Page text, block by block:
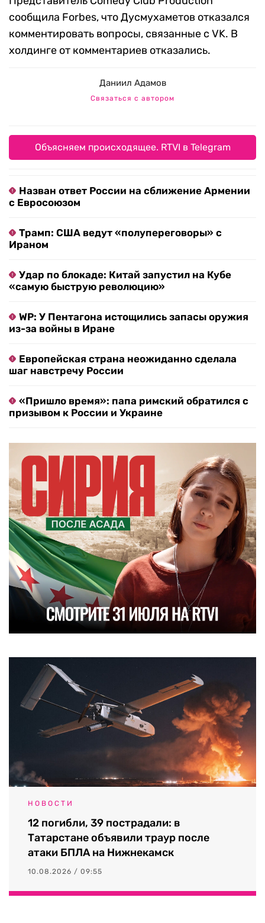
сообщила Forbes, что Дусмухаметов отказался
комментировать вопросы, связанные с VK. В
холдинге от комментариев отказались.
Даниил Адамов
Связаться с автором
Объясняем происходящее. RTVI в Telegram
Назван ответ России на сближение Армении
с Евросоюзом
Трамп: США ведут «полупереговоры» с
Ираном
Удар по блокаде: Китай запустил на Кубе
«самую быструю революцию»
WP: У Пентагона истощились запасы оружия
из-за войны в Иране
Европейская страна неожиданно сделала
шаг навстречу России
«Пришло время»: папа римский обратился с
призывом к России и Украине
НОВОСТИ
12 погибли, 39 пострадали: в
Татарстане объявили траур после
атаки БПЛА на Нижнекамск
10.08.2026 / 09:55